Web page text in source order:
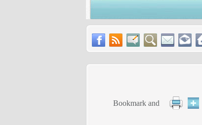
عملية الكواتم تكشف استراتيجية داعش الجديدة في سوريا